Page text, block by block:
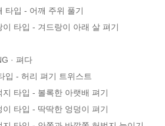
타입 - 어깨 주위 풀기
타입 - 겨드랑이 아래 살 펴기
· 펴다
입 - 허리 펴기 트위스트
타입 - 볼록한 아랫배 펴기
타입 - 딱딱한 엉덩이 펴기